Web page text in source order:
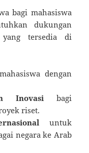
bagi mahasiswa
dukungan
yang tersedia di
dengan
Inovasi bagi
riset.
untuk
negara ke Arab